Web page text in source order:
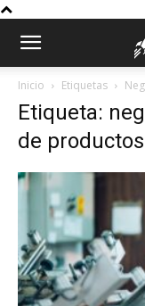
Inicio Etiquetas
Etiqueta:
de productos